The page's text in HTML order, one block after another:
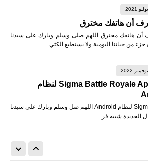
أن هاتفك مخترق
أن هاتفك مخترق اللهم صلى وسلم وبارك على سيدنا
من حياتنا اليومية ولا يستطيع الكثي…
تنزيل Sigma Battle Royale Apk لنظام
تنزيل Sigma Battle Royale Apk لنظام Android اللهم صل وسلم وبارك على سيدنا
الجديدة شبيه فر…